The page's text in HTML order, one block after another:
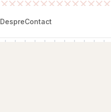
DespreContact